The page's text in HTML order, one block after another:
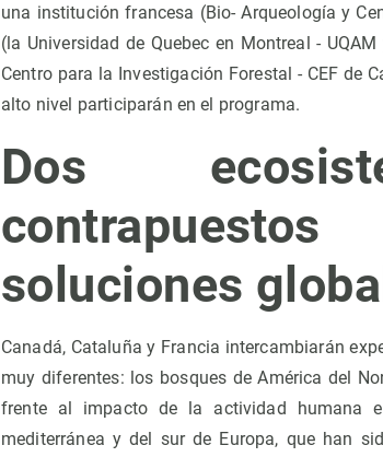
una institución francesa (Bio- Arqueología y
(la Universidad de Quebec en Montreal -
Centro para la Investigación Forestal - CEF de
alto nivel participarán en el programa.
Dos
soluciones
Canadá, Cataluña y Francia intercambiarán
muy diferentes: los bosques de América del
frente al impacto de la actividad humana
mediterránea y del sur de Europa, que han